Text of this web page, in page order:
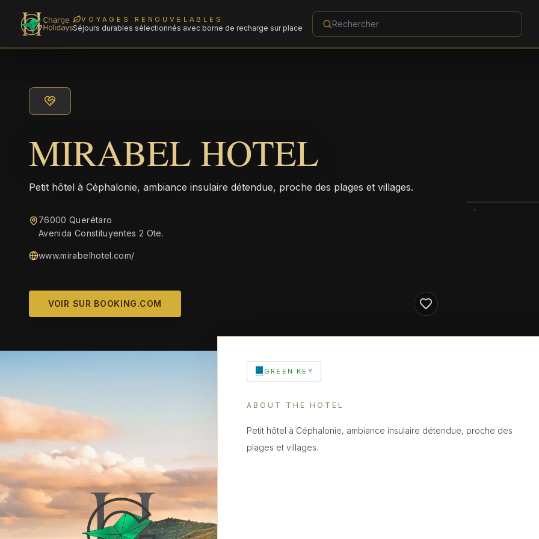
VOYAGES RENOUVELABLES
Séjours durables sélectionnés avec borne de recharge sur place
MIRABEL HOTEL
Petit hôtel à Céphalonie, ambiance insulaire détendue, proche des plages et villages.
76000 Querétaro
Avenida Constituyentes 2 Ote.
www.mirabelhotel.com/
VOIR SUR BOOKING.COM
GREEN KEY
ABOUT THE HOTEL
Petit hôtel à Céphalonie, ambiance insulaire détendue, proche des
plages et villages.